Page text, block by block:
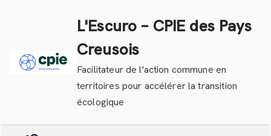
L'Escuro – CPIE des Pays
Creusois
Facilitateur de l'action commune en
territoires pour accélérer la transition
écologique